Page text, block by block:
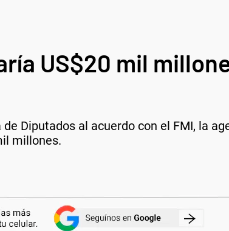
US$20 mil
Diputados al acuerdo con el FMI, la
millones.